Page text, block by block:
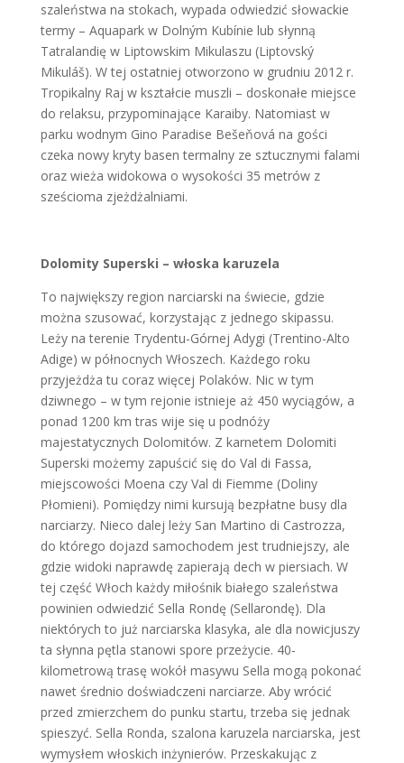
szaleństwa na stokach, wypada odwiedzić słowackie
termy – Aquapark w Dolným Kubínie lub słynną
Tatralandię w Liptowskim Mikulaszu (Liptovský
Mikuláš). W tej ostatniej otworzono w grudniu 2012 r.
Tropikalny Raj w kształcie muszli – doskonałe miejsce
do relaksu, przypominające Karaiby. Natomiast w
parku wodnym Gino Paradise Bešeňová na gości
czeka nowy kryty basen termalny ze sztucznymi falami
oraz wieża widokowa o wysokości 35 metrów z
sześcioma zjeżdżalniami.
Dolomity Superski – włoska karuzela
To największy region narciarski na świecie, gdzie
można szusować, korzystając z jednego skipassu.
Leży na terenie Trydentu-Górnej Adygi (Trentino-Alto
Adige) w północnych Włoszech. Każdego roku
przyjeżdża tu coraz więcej Polaków. Nic w tym
dziwnego – w tym rejonie istnieje aż 450 wyciągów, a
ponad 1200 km tras wije się u podnóży
majestatycznych Dolomitów. Z karnetem Dolomiti
Superski możemy zapuścić się do Val di Fassa,
miejscowości Moena czy Val di Fiemme (Doliny
Płomieni). Pomiędzy nimi kursują bezpłatne busy dla
narciarzy. Nieco dalej leży San Martino di Castrozza,
do którego dojazd samochodem jest trudniejszy, ale
gdzie widoki naprawdę zapierają dech w piersiach. W
tej część Włoch każdy miłośnik białego szaleństwa
powinien odwiedzić Sella Rondę (Sellarondę). Dla
niektórych to już narciarska klasyka, ale dla nowicjuszy
ta słynna pętla stanowi spore przeżycie. 40-
kilometrową trasę wokół masywu Sella mogą pokonać
nawet średnio doświadczeni narciarze. Aby wrócić
przed zmierzchem do punku startu, trzeba się jednak
spieszyć. Sella Ronda, szalona karuzela narciarska, jest
wymysłem włoskich inżynierów. Przeskakując z